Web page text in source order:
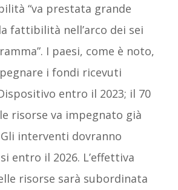
“va prestata grande
fattibilità nell’arco dei sei
I paesi, come è noto,
i fondi ricevuti
entro il 2023; il 70
risorse va impegnato già
interventi dovranno
entro il 2026. L’effettiva
risorse sarà subordinata